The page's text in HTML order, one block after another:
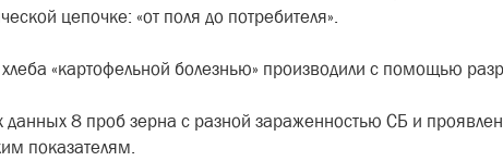
цепочке: «от поля до потребителя».
«картофельной болезнью» производили с помощью
8 проб зерна с разной зараженностью СБ и
показателям.